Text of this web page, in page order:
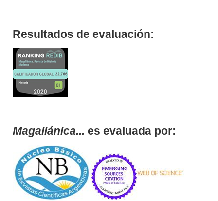
Resultados de evaluación:
Magallánica... es evaluada por: